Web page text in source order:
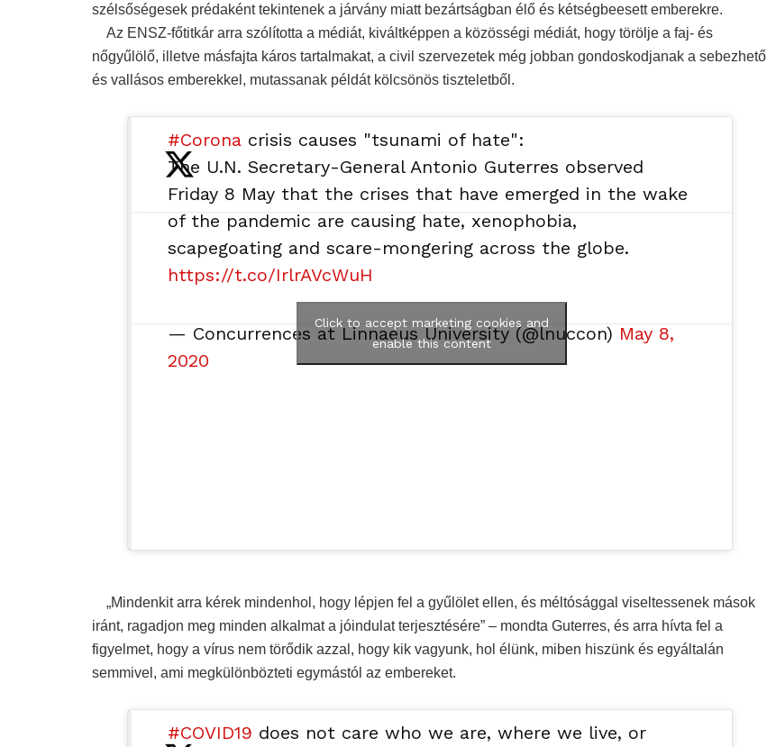
szélsőségesek prédaként tekintenek a járvány miatt bezártságban élő és kétségbeesett emberekre.
Az ENSZ-főtitkár arra szólította a médiát, kiváltképpen a közösségi médiát, hogy törölje a faj- és
nőgyűlölő, illetve másfajta káros tartalmakat, a civil szervezetek még jobban gondoskodjanak a sebezhető
és vallásos emberekkel, mutassanak példát kölcsönös tiszteletből.
#Corona crisis causes "tsunami of hate":
The U.N. Secretary-General Antonio Guterres observed
Friday 8 May that the crises that have emerged in the wake
of the pandemic are causing hate, xenophobia,
scapegoating and scare-mongering across the globe.
https://t.co/IrlrAVcWuH
— Concurrences at Linnaeus University (@lnuccon) May 8,
2020
Click to accept marketing cookies and
enable this content
„Mindenkit arra kérek mindenhol, hogy lépjen fel a gyűlölet ellen, és méltósággal viseltessenek mások
iránt, ragadjon meg minden alkalmat a jóindulat terjesztésére” – mondta Guterres, és arra hívta fel a
figyelmet, hogy a vírus nem törődik azzal, hogy kik vagyunk, hol élünk, miben hiszünk és egyáltalán
semmivel, ami megkülönbözteti egymástól az embereket.
#COVID19 does not care who we are, where we live, or